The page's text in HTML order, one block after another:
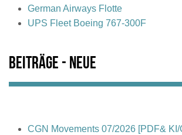
German Airways Flotte
UPS Fleet Boeing 767-300F
Beiträge - Neue
CGN Movements 07/2026 [PDF&